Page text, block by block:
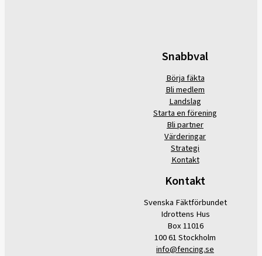
Snabbval
Börja fäkta
Bli medlem
Landslag
Starta en förening
Bli partner
Värderingar
Strategi
Kontakt
Kontakt
Svenska Fäktförbundet
Idrottens Hus
Box 11016
100 61 Stockholm
info@fencing.se